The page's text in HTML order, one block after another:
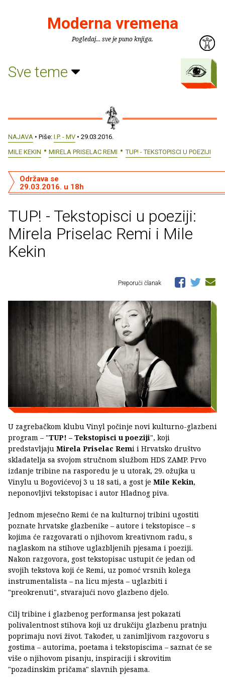
Moderna vremena
Pogledaj... sve je puno knjiga.
Sve teme
NAJAVA • Piše: I.P. - MV • 29.03.2016.
MILE KEKIN
MIRELA PRISELAC REMI TUP! - TEKSTOPISCI U POEZIJI
TUP! - Tekstopisci u poeziji:
Mirela Priselac Remi i Mile
Kekin
Održava se
29.03.2016. u 18h
Preporuči članak
U zagrebačkom klubu Vinyl počinje novi kulturno-glazbeni
program – "TUP! – Tekstopisci u poeziji", koji
predstavljaju Mirela Priselac Remi i Hrvatsko društvo
skladatelja sa svojom stručnom službom HDS ZAMP. Prvo
izdanje tribine na rasporedu je u utorak, 29. ožujka u
Vinylu u Bogovićevoj 3 u 18 sati, a gost je Mile Kekin,
neponovljivi tekstopisac i autor Hladnog piva.
Jednom mjesečno Remi će na kulturnoj tribini ugostiti
poznate hrvatske glazbenike – autore i tekstopisce – s
kojima će razgovarati o njihovom kreativnom radu, s
naglaskom na stihove uglazbljenih pjesama i poeziji.
Nakon razgovora, gost tekstopisac ustupit će jedan od
svojih tekstova koji će Remi, uz pomoć vrsnih kolega
instrumentalista – na licu mjesta – uglazbiti i
"preokrenuti", stvarajući novo glazbeno djelo.
Cilj tribine i glazbenog performansa jest pokazati
polivalentnost stihova koji uz drukčiju glazbenu pratnju
poprimaju novi život. Također, u zanimljivom razgovoru s
gostima – autorima, poetama i tekstopiscima – saznat će se
više o njihovom pisanju, inspiraciji i skrovitim
"pozadinskim pričama" slavnih pjesama.